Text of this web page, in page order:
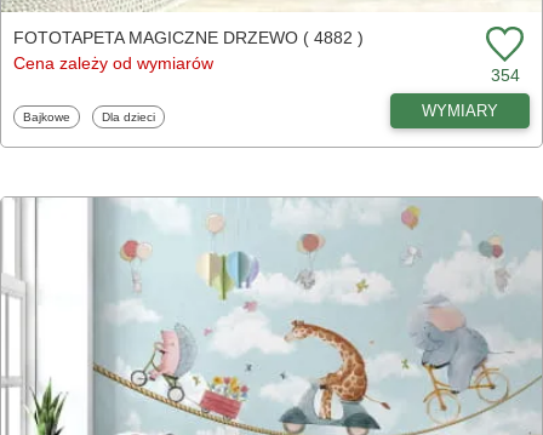
FOTOTAPETA MAGICZNE DRZEWO ( 4882 )
Cena zależy od wymiarów
354
Fototapety
Bajkowe Fototapety
Dla dzieci WYMIARY